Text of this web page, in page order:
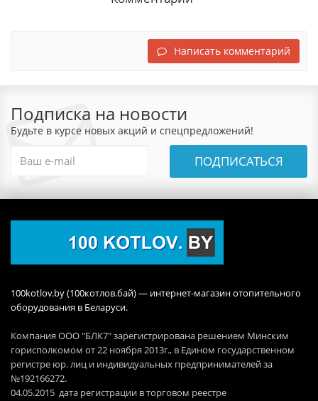
Написать комментарий
Подписка на новости
Будьте в курсе новых акций и спецпредложений!
ПОДПИСАТЬСЯ
100kotlov.by (100котлов.бай) — интернет-магазин отопительного
оборудования в Беларуси.
Компания ООО "БЛК7" зарегистрирована решением Минским
горисполкомом от 22 ноября 2013г., в Едином государственном
регистре юр. лиц и индивидуальных предпринимателей за
№192166272.
04.05.2015 дата регистрации в торговом реестре